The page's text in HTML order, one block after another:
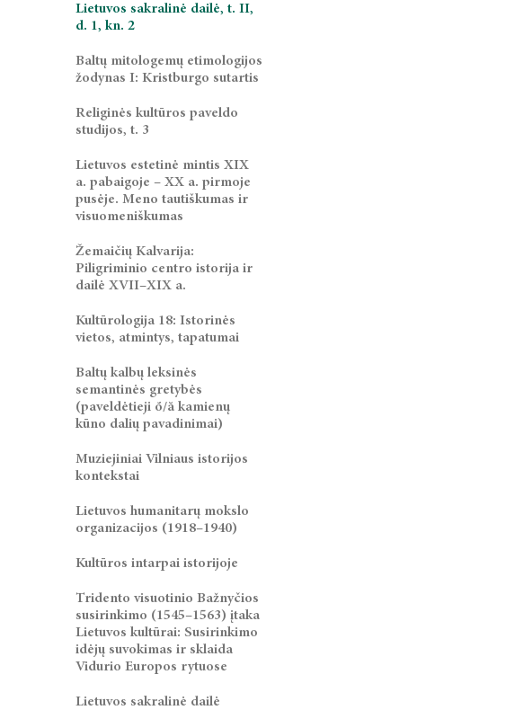
Lietuvos sakralinė dailė, t. II,
d. 1, kn. 2
Baltų mitologemų etimologijos
žodynas I: Kristburgo sutartis
Religinės kultūros paveldo
studijos, t. 3
Lietuvos estetinė mintis XIX
a. pabaigoje – XX a. pirmoje
pusėje. Meno tautiškumas ir
visuomeniškumas
Žemaičių Kalvarija:
Piligriminio centro istorija ir
dailė XVII–XIX a.
Kultūrologija 18: Istorinės
vietos, atmintys, tapatumai
Baltų kalbų leksinės
semantinės gretybės
(paveldėtieji ŏ/ă kamienų
kūno dalių pavadinimai)
Muziejiniai Vilniaus istorijos
kontekstai
Lietuvos humanitarų mokslo
organizacijos (1918–1940)
Kultūros intarpai istorijoje
Tridento visuotinio Bažnyčios
susirinkimo (1545–1563) įtaka
Lietuvos kultūrai: Susirinkimo
idėjų suvokimas ir sklaida
Vidurio Europos rytuose
Lietuvos sakralinė dailė